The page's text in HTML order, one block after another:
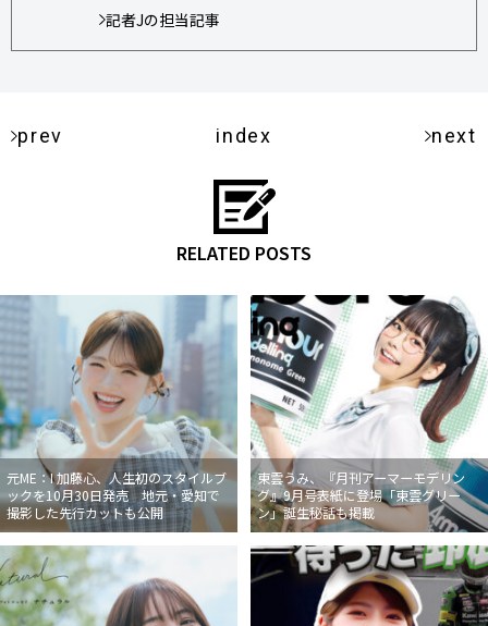
記者Jの担当記事
prev index next
RELATED POSTS
元ME：I 加藤心、人生初のスタイルブ
ックを10月30日発売 地元・愛知で
撮影した先行カットも公開
東雲うみ、『月刊アーマーモデリン
グ』9月号表紙に登場「東雲グリー
ン」誕生秘話も掲載